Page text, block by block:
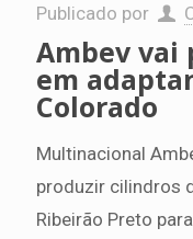
Publicado por
Ambev vai
em
Colorado
Multinacional
produzir cilindros
Ribeirão Preto